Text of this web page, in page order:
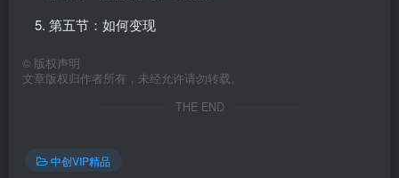
第五节：如何变现
© 版权声明
文章版权归作者所有，未经允许请勿转载。
THE END
中创VIP精品